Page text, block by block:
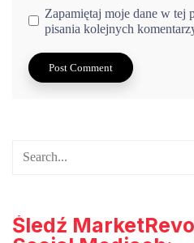
Zapamiętaj moje dane w tej
pisania kolejnych
Śledź